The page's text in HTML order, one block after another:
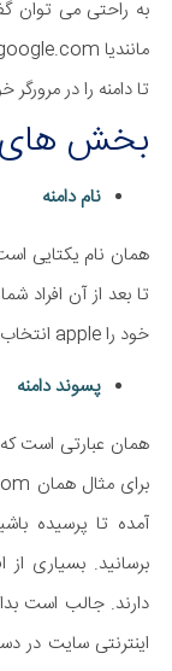
به راحتی می توان
تا دامنه را در مرورگر
بخش های
نام دامنه
همان نام یکتایی
تا بعد از آن افراد
خود را apple انتخاب کرده است.
پسوند دامنه
همان عبارتی است
آمده تا پرسیده
دارند. جالب است
اینترنتی سایت در